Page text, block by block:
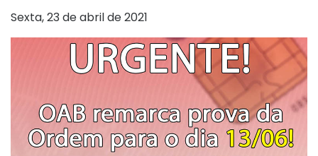
Sexta, 23 de abril de 2021